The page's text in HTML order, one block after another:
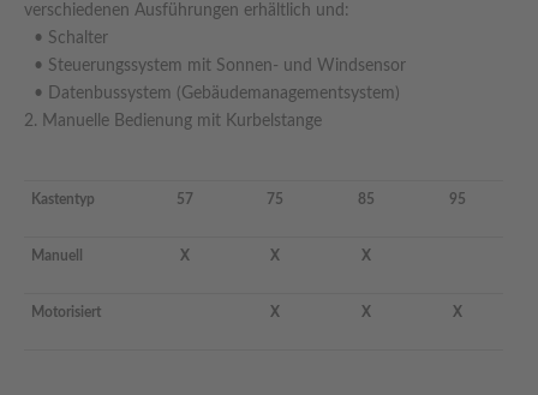
verschiedenen Ausführungen erhältlich und:
• Schalter
• Steuerungssystem mit Sonnen- und Windsensor
• Datenbussystem (Gebäudemanagementsystem)
2. Manuelle Bedienung mit Kurbelstange
Kastentyp 57 75 85 95
Manuell X X X
Motorisiert X X X